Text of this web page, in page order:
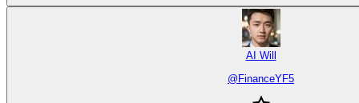
AI Will
@ FinanceYF5